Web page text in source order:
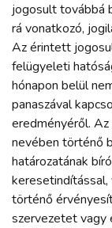
jogosult továbbá
rá vonatkozó,
Az érintett
felügyeleti
hónapon belül
panaszával
eredményéről.
nevében történő
határozatának
keresetindítással,
történő
szervezetet vagy